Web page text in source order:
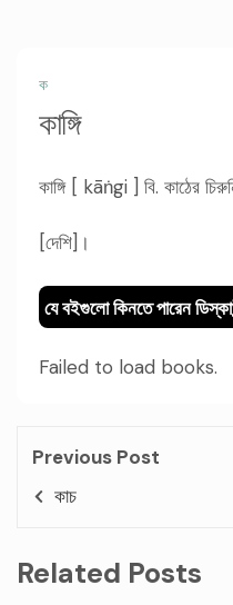
ক
কাঙ্গি
কাঙ্গি [ kāṅgi ] বি. কাঠের
[দেশি]।
যে বইগুলো কিনতে পারেন
Failed to load books.
Previous Post
কাচ
Related Posts